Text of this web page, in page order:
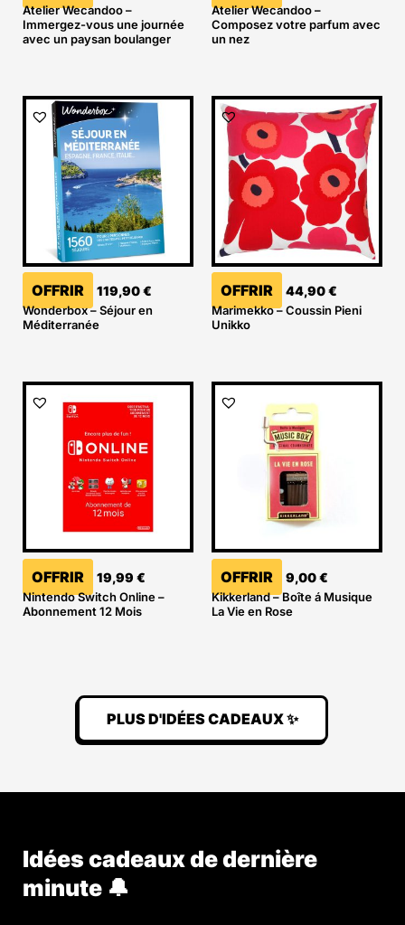
Atelier Wecandoo –
Immergez-vous une journée
avec un paysan boulanger
Atelier Wecandoo –
Composez votre parfum avec
un nez
OFFRIR 119,90€
Wonderbox – Séjour en
Méditerranée
OFFRIR 44,90€
Marimekko – Coussin Pieni
Unikko
OFFRIR 19,99 €
Nintendo Switch Online –
Abonnement 12 Mois
OFFRIR 9,00€
Kikkerland – Boîte á Musique
La Vie en Rose
PLUS D'IDÉES CADEAUX ✨
Idées cadeaux de dernière
minute 🔔